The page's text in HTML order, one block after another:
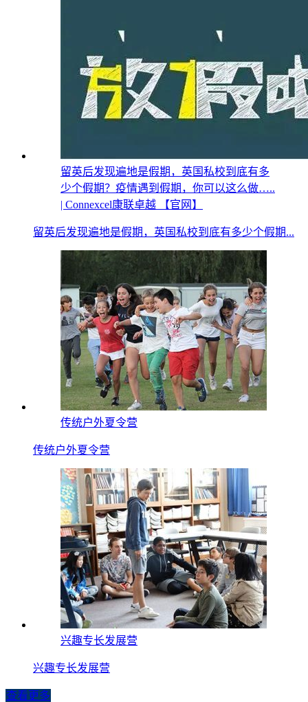
留英后发现遍地是假期，英国私校到底有多
少个假期？疫情遇到假期，你可以这么做…..
| Connexcel康联卓越 【官网】
留英后发现遍地是假期，英国私校到底有多少个假期...
传统户外夏令营
传统户外夏令营
兴趣专长发展营
兴趣专长发展营
查看更多